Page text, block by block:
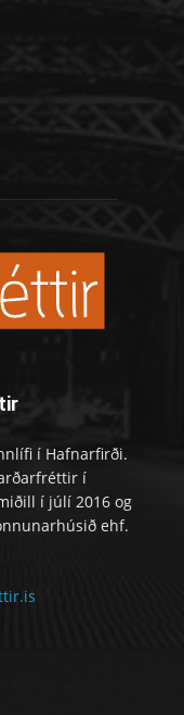
í Hafnarfirði.
í
í júlí 2016 og
ehf.